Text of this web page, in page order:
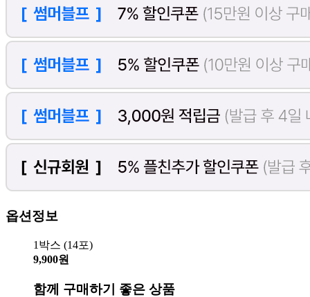
옵션정보
1박스 (14포)
9,900원
함께 구매하기 좋은 상품